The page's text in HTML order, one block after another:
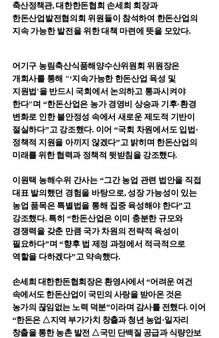
축산정책관,대한한돈협회 손세희 회장과
한돈산업발전협의회 위원들이 참석하여 한돈산업의
지속 가능한 발전을 위한 대책 마련에 뜻을 모았다.
어기구 농림축산식품해양수산위원회 위원장은
개회사를 통해 "‘지속가능한 한돈산업 육성 및
지원법 '을 반드시 국회에서 논의하고 통과시켜야
한다"며 “한돈산업은 농가 경영비 상승과 기후·환경
변화로 인한 불안정성 속에서 새로운 제도적 기반이
절실하다”고 강조했다. 이어 “국회 차원에서도 입법 ·
정책적 지원을 아끼지 않겠다”고 밝히며 한돈산업의
미래를 위한 협력과 정책적 뒷받침을 강조했다.
이원택 농해수위 간사는 “그간 농업 관련 법안을 직접
대표 발의했던 경험을 바탕으로,성장 가능성이 있는
농업 품목은 특별법을 통해 집중 육성해야 한다”고
강조했다. 특히 “한돈산업은 이미 충분한 규모와
경쟁력을 갖춘 만큼 국가 차원의 전략적 육성이
필요하다”며“향후 법 제정 과정에서 적극적으로
역할을 다하겠다”고 약속했다.
손세희 대한한돈협회장은 환영사에서 “어려운 여건
속에서도 한돈산업이 국민의 사랑을 받아온 것은
농가의 끊임없는 노력 덕분”이라며 감사를 전했다. 이어
“한돈은 △지역 부가가치 창출과 청년 농업 ·일자리
창출을 통한 농촌 발전 △국민 단백질 공급과 식량안보